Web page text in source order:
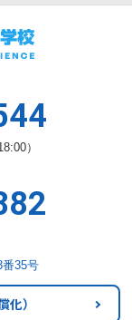
）
35号
化）